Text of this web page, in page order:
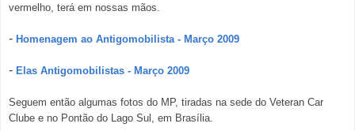
vermelho, terá em nossas mãos.
- Homenagem ao Antigomobilista - Março 2009
- Elas Antigomobilistas - Março 2009
Seguem então algumas fotos do MP, tiradas na sede do Veteran Car
Clube e no Pontão do Lago Sul, em Brasília.